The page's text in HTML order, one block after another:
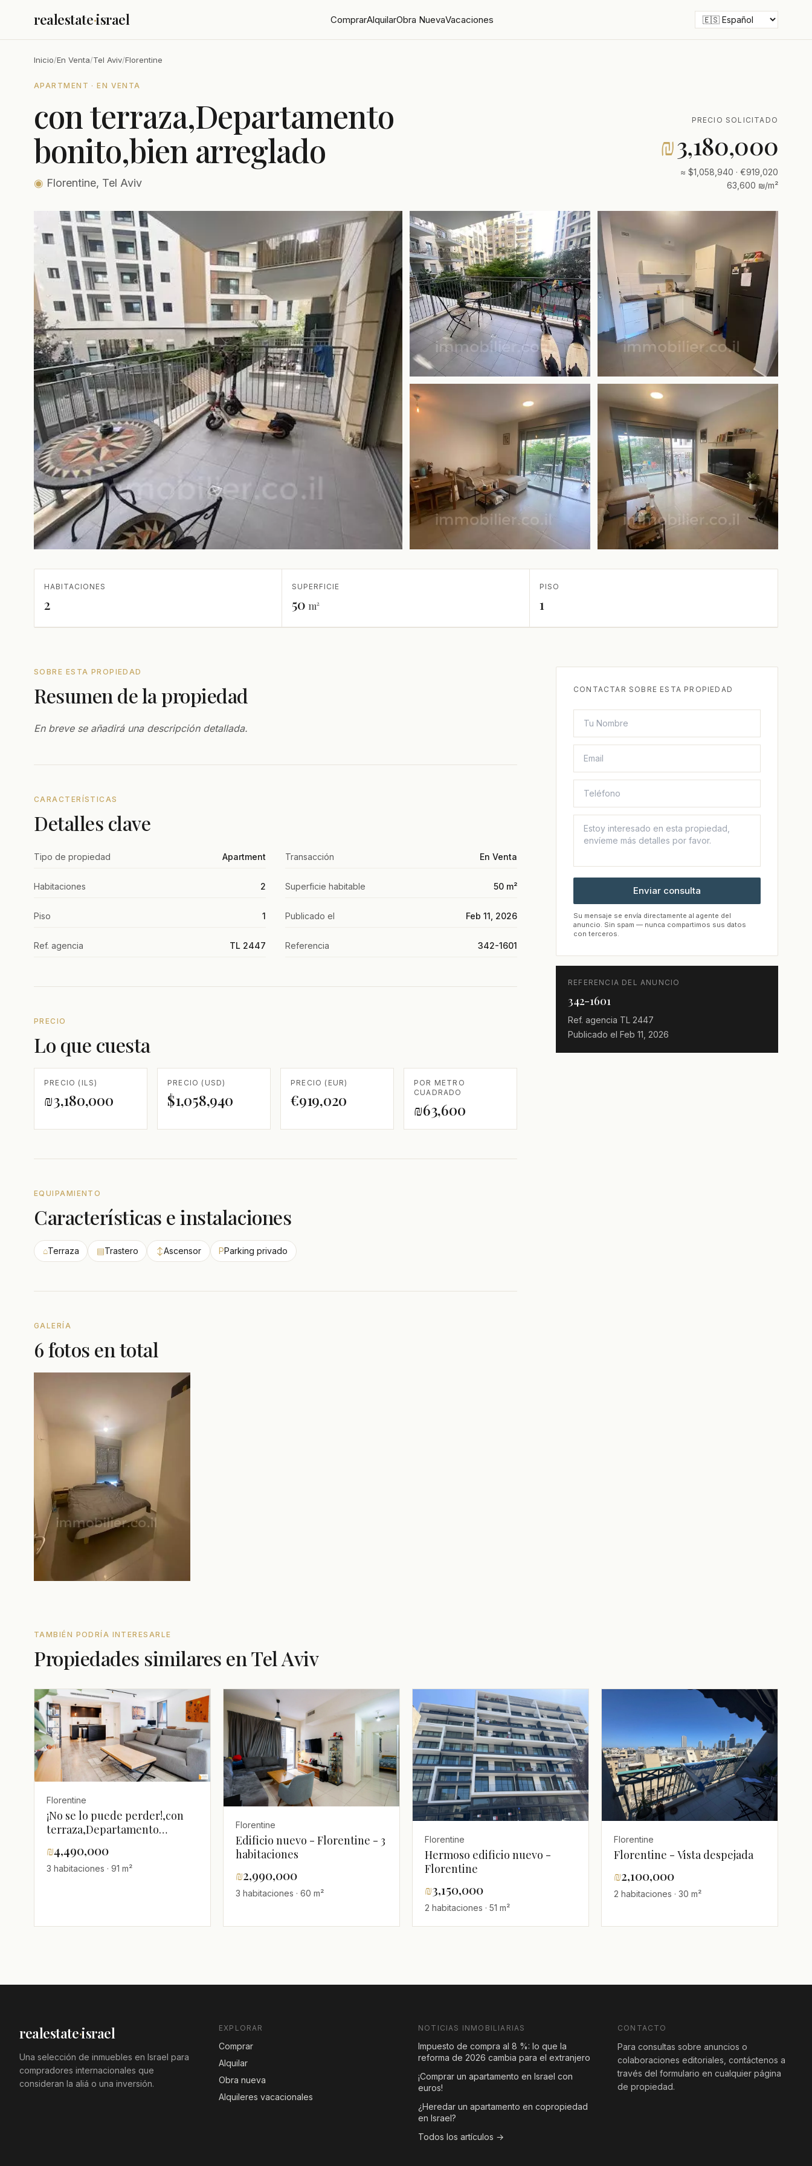
realestate·israel ComprarAlquilarObra NuevaVacaciones
Inicio/En Venta/Tel Aviv/Florentine
APARTMENT · EN VENTA
con terraza,Departamento
bonito,bien arreglado
◉ Florentine, Tel Aviv
PRECIO SOLICITADO
₪3,180,000
≈ $1,058,940 · €919,020
63,600 ₪/m²
HABITACIONES
2
SUPERFICIE
50 m²
PISO
1
SOBRE ESTA PROPIEDAD
Resumen de la propiedad
En breve se añadirá una descripción detallada.
CARACTERÍSTICAS
Detalles clave
Tipo de propiedad Apartment Transacción En Venta
Habitaciones 2 Superficie habitable 50 m²
Piso 1 Publicado el Feb 11, 2026
Ref. agencia TL 2447 Referencia 342-1601
PRECIO
Lo que cuesta
PRECIO (ILS)
₪3,180,000
PRECIO (USD)
$1,058,940
PRECIO (EUR)
€919,020
POR METRO
CUADRADO
₪63,600
EQUIPAMIENTO
Características e instalaciones
⌂Terraza ▤Trastero ↕Ascensor PParking privado
GALERÍA
6 fotos en total
CONTACTAR SOBRE ESTA PROPIEDAD
Enviar consulta
Su mensaje se envía directamente al agente del
anuncio. Sin spam — nunca compartimos sus datos
con terceros.
REFERENCIA DEL ANUNCIO
342-1601
Ref. agencia TL 2447
Publicado el Feb 11, 2026
TAMBIÉN PODRÍA INTERESARLE
Propiedades similares en Tel Aviv
Florentine
¡No se lo puede perder!,con
terraza,Departamento
arreglado,tranquilo,luminoso,En
una calle
tranquila,Espléndido,Renovado,espacioso
₪4,490,000
3 habitaciones · 91 m²
Florentine
Edificio nuevo - Florentine - 3
habitaciones
₪2,990,000
3 habitaciones · 60 m²
Florentine
Hermoso edificio nuevo -
Florentine
₪3,150,000
2 habitaciones · 51 m²
Florentine
Florentine - Vista despejada
₪2,100,000
2 habitaciones · 30 m²
realestate·israel
Una selección de inmuebles en Israel para
compradores internacionales que
consideran la aliá o una inversión.
EXPLORAR
Comprar
Alquilar
Obra nueva
Alquileres vacacionales
NOTICIAS INMOBILIARIAS
Impuesto de compra al 8 %: lo que la
reforma de 2026 cambia para el extranjero
¡Comprar un apartamento en Israel con
euros!
¿Heredar un apartamento en copropiedad
en Israel?
Todos los artículos →
CONTACTO
Para consultas sobre anuncios o
colaboraciones editoriales, contáctenos a
través del formulario en cualquier página
de propiedad.